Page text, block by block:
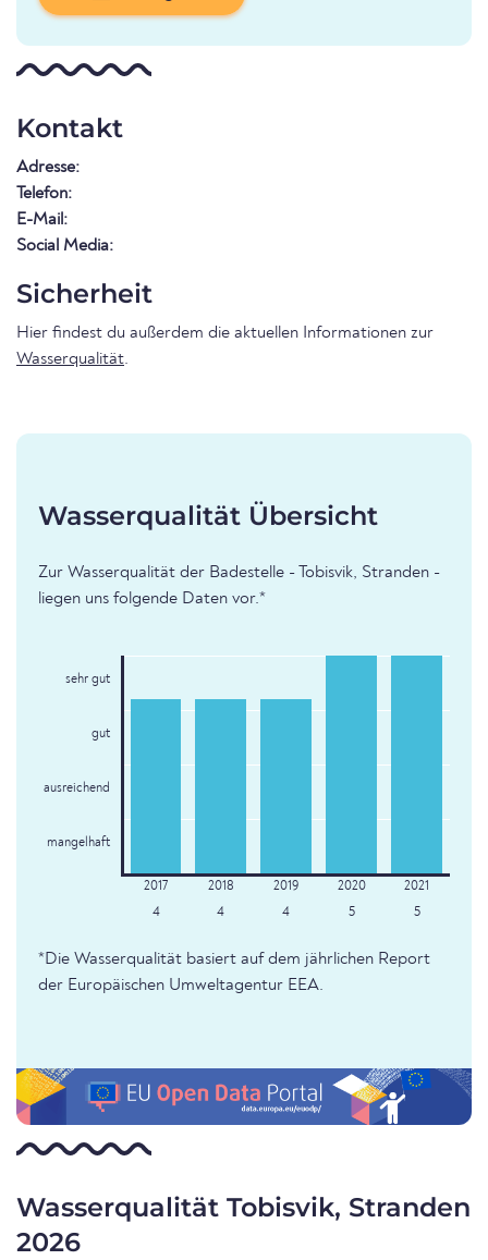
Kontakt
Adresse:
Telefon:
E-Mail:
Social Media:
Sicherheit
Hier findest du außerdem die aktuellen Informationen zur
Wasserqualität.
Wasserqualität Übersicht
Zur Wasserqualität der Badestelle - Tobisvik, Stranden -
liegen uns folgende Daten vor.*
sehr gut
gut
ausreichend
mangelhaft
4 4 4 5 5
*Die Wasserqualität basiert auf dem jährlichen Report
der Europäischen Umweltagentur EEA.
Wasserqualität Tobisvik, Stranden
2026